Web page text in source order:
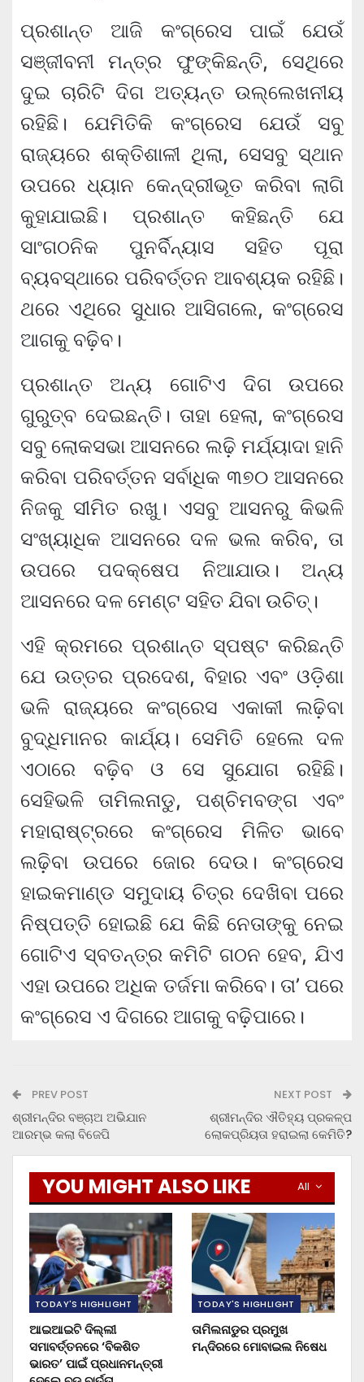
ପ୍ରଶାନ୍ତ ଆଜି କଂଗ୍ରେସ ପାଇଁ ଯେଉଁ
ସଞ୍ଜୀବନୀ ମନ୍ତ୍ର ଫୁଙ୍କିଛନ୍ତି, ସେଥିରେ
ଦୁଇ ଚାରିଟି ଦିଗ ଅତ୍ୟନ୍ତ ଉଲ୍ଲେଖନୀୟ
ରହିଛି। ଯେମିତିକି କଂଗ୍ରେସ ଯେଉଁ ସବୁ
ରାଜ୍ୟରେ ଶକ୍ତିଶାଳୀ ଥିଲା, ସେସବୁ ସ୍ଥାନ
ଉପରେ ଧ୍ୟାନ କେନ୍ଦ୍ରୀଭୂତ କରିବା ଲାଗି
କୁହାଯାଇଛି। ପ୍ରଶାନ୍ତ କହିଛନ୍ତି ଯେ
ସାଂଗଠନିକ ପୁନର୍ବିନ୍ୟାସ ସହିତ ପୂରା
ବ୍ୟବସ୍ଥାରେ ପରିବର୍ତ୍ତନ ଆବଶ୍ୟକ ରହିଛି।
ଥରେ ଏଥିରେ ସୁଧାର ଆସିଗଲେ, କଂଗ୍ରେସ
ଆଗକୁ ବଢ଼ିବ।
ପ୍ରଶାନ୍ତ ଅନ୍ୟ ଗୋଟିଏ ଦିଗ ଉପରେ
ଗୁରୁତ୍ବ ଦେଇଛନ୍ତି। ତାହା ହେଲା, କଂଗ୍ରେସ
ସବୁ ଲୋକସଭା ଆସନରେ ଲଢ଼ି ମର୍ଯ୍ୟାଦା ହାନି
କରିବା ପରିବର୍ତ୍ତନ ସର୍ବାଧିକ ୩୭୦ ଆସନରେ
ନିଜକୁ ସୀମିତ ରଖୁ। ଏସବୁ ଆସନରୁ କିଭଳି
ସଂଖ୍ୟାଧିକ ଆସନରେ ଦଳ ଭଲ କରିବ, ତା
ଉପରେ ପଦକ୍ଷେପ ନିଆଯାଉ। ଅନ୍ୟ
ଆସନରେ ଦଳ ମେଣ୍ଟ ସହିତ ଯିବା ଉଚିତ୍।
ଏହି କ୍ରମରେ ପ୍ରଶାନ୍ତ ସ୍ପଷ୍ଟ କରିଛନ୍ତି
ଯେ ଉତ୍ତର ପ୍ରଦେଶ, ବିହାର ଏବଂ ଓଡ଼ିଶା
ଭଳି ରାଜ୍ୟରେ କଂଗ୍ରେସ ଏକାକୀ ଲଢ଼ିବା
ବୁଦ୍ଧିମାନର କାର୍ଯ୍ୟ। ସେମିତି ହେଲେ ଦଳ
ଏଠାରେ ବଢ଼ିବ ଓ ସେ ସୁଯୋଗ ରହିଛି।
ସେହିଭଳି ତାମିଲନାଡୁ, ପଶ୍ଚିମବଙ୍ଗ ଏବଂ
ମହାରାଷ୍ଟ୍ରରେ କଂଗ୍ରେସ ମିଳିତ ଭାବେ
ଲଢ଼ିବା ଉପରେ ଜୋର ଦେଉ। କଂଗ୍ରେସ
ହାଇକମାଣ୍ଡ ସମୁଦାୟ ଚିତ୍ର ଦେଖିବା ପରେ
ନିଷ୍ପତ୍ତି ହୋଇଛି ଯେ କିଛି ନେତାଙ୍କୁ ନେଇ
ଗୋଟିଏ ସ୍ବତନ୍ତ୍ର କମିଟି ଗଠନ ହେବ, ଯିଏ
ଏହା ଉପରେ ଅଧିକ ତର୍ଜମା କରିବେ। ତା’ ପରେ
କଂଗ୍ରେସ ଏ ଦିଗରେ ଆଗକୁ ବଢ଼ିପାରେ।
PREV POST
ଶ୍ରୀମନ୍ଦିର ବଞ୍ଚାଅ ଅଭିଯାନ
ଆରମ୍ଭ କଲା ବିଜେପି
NEXT POST
ଶ୍ରୀମନ୍ଦିର ଐତିହ୍ୟ ପ୍ରକଳ୍ପ
ଲୋକପ୍ରିୟତା ହରାଇଲା କେମିତି?
All
YOU MIGHT ALSO LIKE
TODAY'S HIGHLIGHT
ଆଇଆଇଟି ଦିଲ୍ଲୀ
ସମାବର୍ତ୍ତନରେ ‘ବିକଶିତ
ଭାରତ’ ପାଇଁ ପ୍ରଧାନମନ୍ତ୍ରୀ
TODAY'S HIGHLIGHT
ତାମିଲନାଡୁର ପ୍ରମୁଖ
ମନ୍ଦିରରେ ମୋବାଇଲ ନିଷେଧ